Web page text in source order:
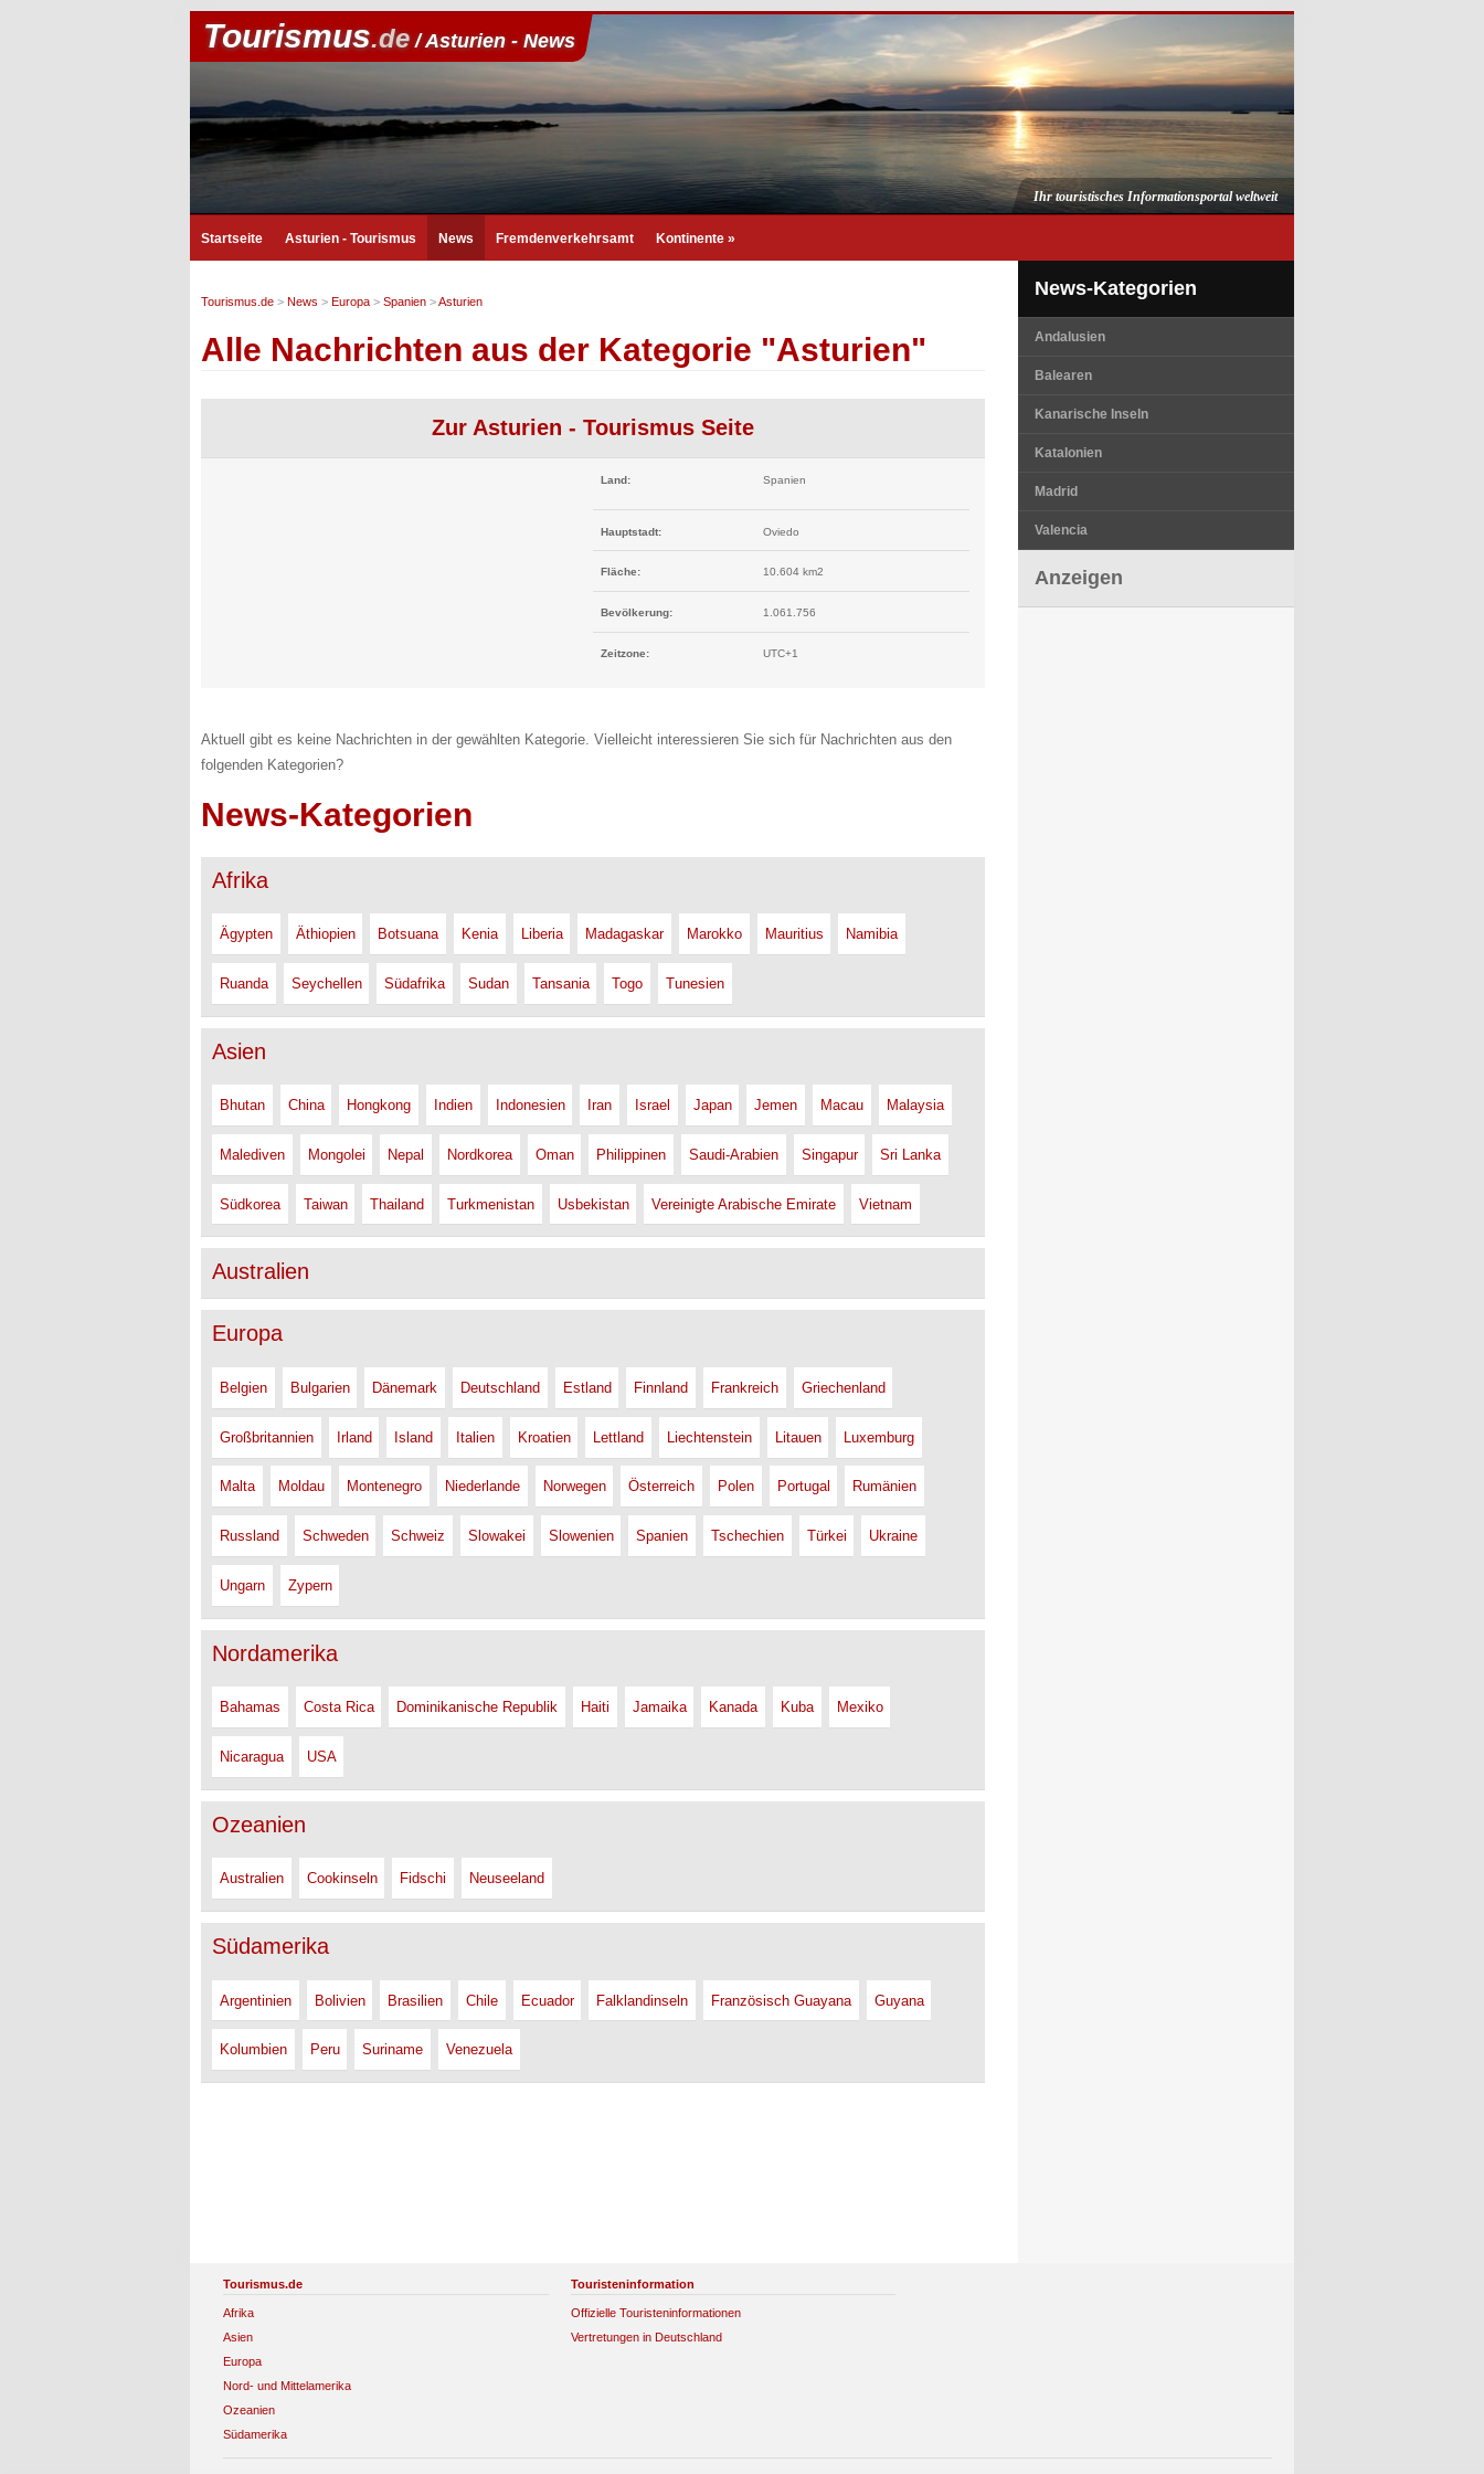
Tourismus.de/ Asturien - News
Ihr touristisches Informationsportal weltweit
Startseite Asturien - Tourismus News Fremdenverkehrsamt Kontinente »
Tourismus.de > News > Europa > Spanien >Asturien
Alle Nachrichten aus der Kategorie "Asturien"
Zur Asturien - Tourismus Seite
Land: Spanien
Hauptstadt: Oviedo
Fläche: 10.604 km2
Bevölkerung: 1.061.756
Zeitzone: UTC+1
Aktuell gibt es keine Nachrichten in der gewählten Kategorie. Vielleicht interessieren Sie sich für Nachrichten aus den
folgenden Kategorien?
News-Kategorien
Afrika
Ägypten Äthiopien Botsuana Kenia Liberia Madagaskar Marokko Mauritius Namibia
Ruanda Seychellen Südafrika Sudan Tansania Togo Tunesien
Asien
Bhutan China Hongkong Indien Indonesien Iran Israel Japan Jemen Macau Malaysia
Malediven Mongolei Nepal Nordkorea Oman Philippinen Saudi-Arabien Singapur Sri Lanka
Südkorea Taiwan Thailand Turkmenistan Usbekistan Vereinigte Arabische Emirate Vietnam
Australien
Europa
Belgien Bulgarien Dänemark Deutschland Estland Finnland Frankreich Griechenland
Großbritannien Irland Island Italien Kroatien Lettland Liechtenstein Litauen Luxemburg
Malta Moldau Montenegro Niederlande Norwegen Österreich Polen Portugal Rumänien
Russland Schweden Schweiz Slowakei Slowenien Spanien Tschechien Türkei Ukraine
Ungarn Zypern
Nordamerika
Bahamas Costa Rica Dominikanische Republik Haiti Jamaika Kanada Kuba Mexiko
Nicaragua USA
Ozeanien
Australien Cookinseln Fidschi Neuseeland
Südamerika
Argentinien Bolivien Brasilien Chile Ecuador Falklandinseln Französisch Guayana Guyana
Kolumbien Peru Suriname Venezuela
News-Kategorien
Andalusien
Balearen
Kanarische Inseln
Katalonien
Madrid
Valencia
Anzeigen
Tourismus.de
Afrika
Asien
Europa
Nord- und Mittelamerika
Ozeanien
Südamerika
Touristeninformation
Offizielle Touristeninformationen
Vertretungen in Deutschland